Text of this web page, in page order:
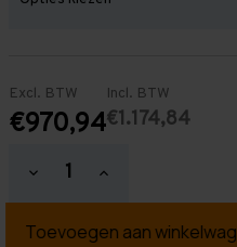
Excl. BTW
€970,94
Incl. BTW
€1.174,84
Hoeveelheid
verlagen
Grootvakstelling
Hoeveelheid
verhogen
Grootvakstelling